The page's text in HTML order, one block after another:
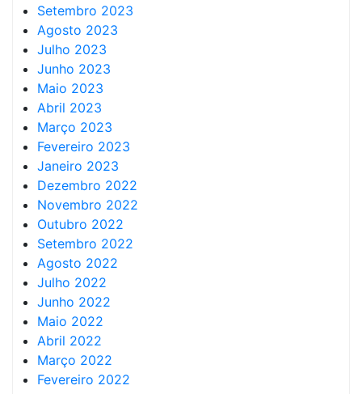
Setembro 2023
Agosto 2023
Julho 2023
Junho 2023
Maio 2023
Abril 2023
Março 2023
Fevereiro 2023
Janeiro 2023
Dezembro 2022
Novembro 2022
Outubro 2022
Setembro 2022
Agosto 2022
Julho 2022
Junho 2022
Maio 2022
Abril 2022
Março 2022
Fevereiro 2022